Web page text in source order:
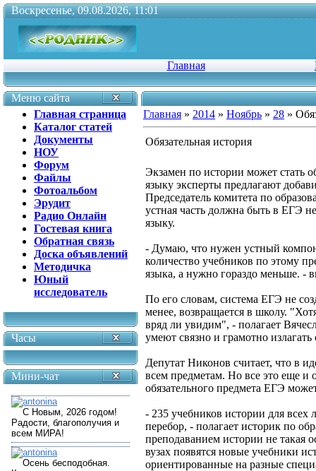
Воскресенье, 09.08.2026, 11:01
Главная
Меню сайта
Главная страница
Каталог статей
Документы
НОУ
Форум
Файлы
Фотоальбом
Эрудит
Радио Онлайн
Гостевая книга
Обратная связь
Доска объявлений
Методичка
Юный
исследователь
Часы
Мини-чат
Главная » 2014 » Ноябрь » 28 »
Обязательная история
Экзамен по истории может стать
языку эксперты предлагают
Председатель комитета по
устная часть должна быть в ЕГЭ
языку.
- Думаю, что нужен устный
количество учебников по этому
языка, а нужно гораздо меньше. -
По его словам, система ЕГЭ не
менее, возвращается в школу.
вряд ли увидим", - полагает
умеют связно и грамотно
Депутат Никонов считает, что в
всем предметам. Но все это еще и
обязательного предмета ЕГЭ
- 235 учебников истории для всех
перебор, - полагает историк по
преподаванием истории не такая
вузах появятся новые учебники
ориентированные на разные